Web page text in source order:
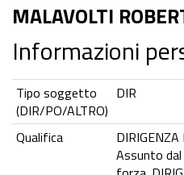
MALAVOLTI
Informazioni
Tipo soggetto
(DIR/PO/ALTRO)
DIR
Qualifica
Assunto